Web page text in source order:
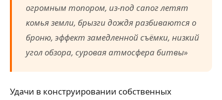
огромным топором, из-под сапог летят
комья земли, брызги дождя разбиваются о
броню, эффект замедленной съёмки, низкий
угол обзора, суровая атмосфера битвы»
Удачи в конструировании собственных